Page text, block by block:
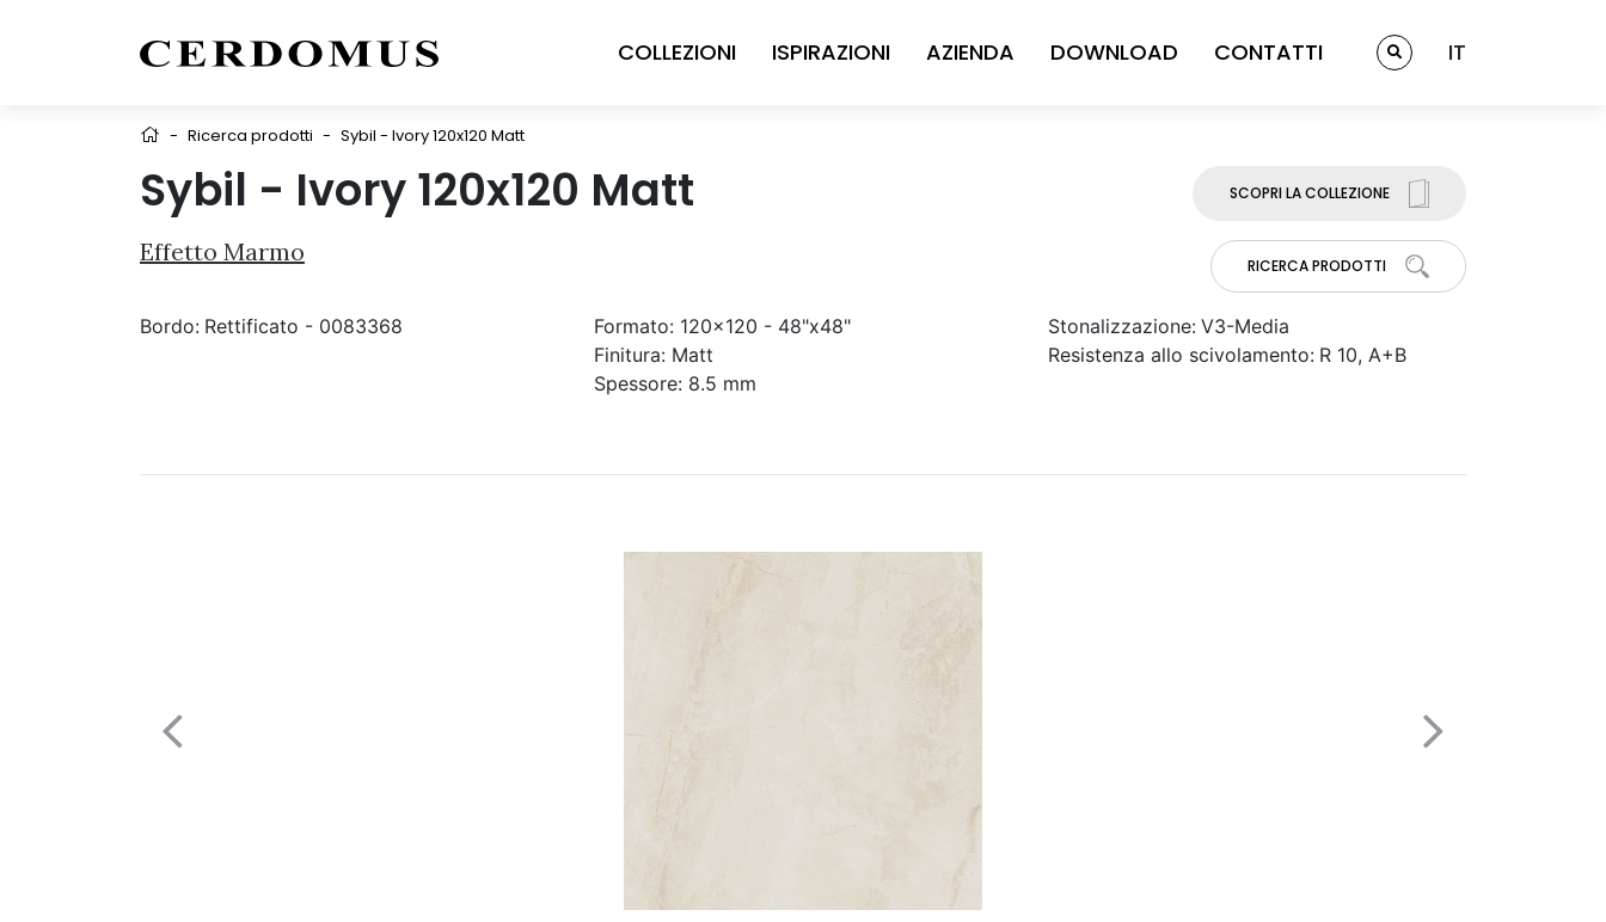
COLLEZIONI ISPIRAZIONI AZIENDA DOWNLOAD CONTATTI IT
- Ricerca prodotti - Sybil - Ivory 120x120 Matt
Sybil - Ivory 120x120 Matt
Effetto Marmo
SCOPRI LA COLLEZIONE
RICERCA PRODOTTI
Bordo: Rettificato - 0083368 Formato: 120x120 - 48"x48"
Finitura: Matt
Spessore: 8.5 mm
Stonalizzazione: V3-Media
Resistenza allo scivolamento: R 10, A+B